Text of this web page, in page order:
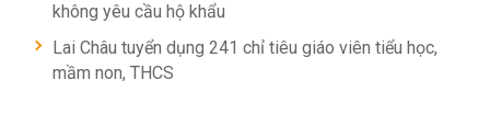
không yêu cầu hộ khẩu
Lai Châu tuyển dụng 241 chỉ tiêu giáo viên tiểu học,
mầm non, THCS